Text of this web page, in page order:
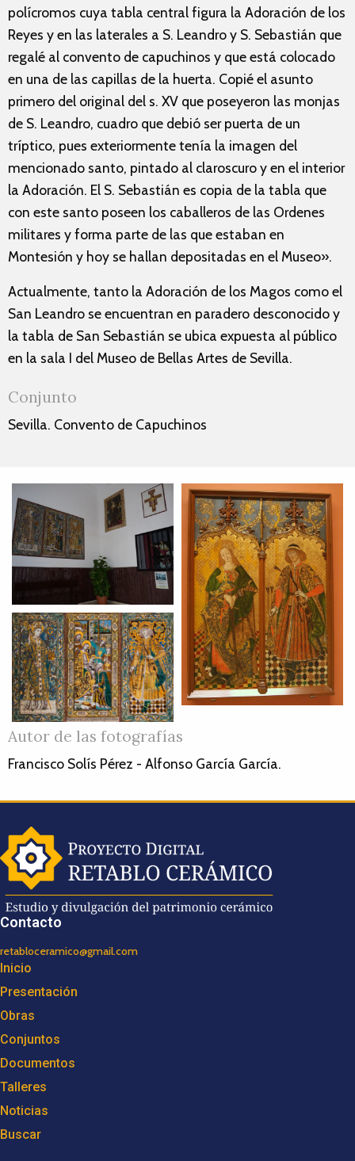
polícromos cuya tabla central figura la Adoración de los
Reyes y en las laterales a S. Leandro y S. Sebastián que
regalé al convento de capuchinos y que está colocado
en una de las capillas de la huerta. Copié el asunto
primero del original del s. XV que poseyeron las monjas
de S. Leandro, cuadro que debió ser puerta de un
tríptico, pues exteriormente tenía la imagen del
mencionado santo, pintado al claroscuro y en el interior
la Adoración. El S. Sebastián es copia de la tabla que
con este santo poseen los caballeros de las Ordenes
militares y forma parte de las que estaban en
Montesión y hoy se hallan depositadas en el Museo».
Actualmente, tanto la Adoración de los Magos como el
San Leandro se encuentran en paradero desconocido y
la tabla de San Sebastián se ubica expuesta al público
en la sala I del Museo de Bellas Artes de Sevilla.
Conjunto
Sevilla. Convento de Capuchinos
Autor de las fotografías
Francisco Solís Pérez - Alfonso García García.
Contacto
retabloceramico@gmail.com
Inicio
Presentación
Obras
Conjuntos
Documentos
Talleres
Noticias
Buscar